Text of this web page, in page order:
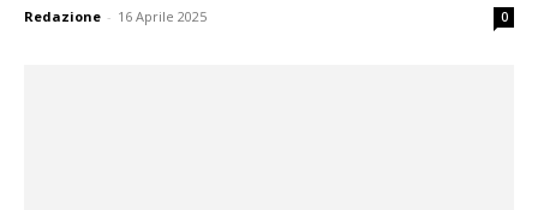
Redazione - 16 Aprile 2025 0